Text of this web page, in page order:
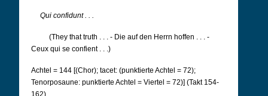
Qui confidunt . . .
(They that truth . . . - Die auf den Herrn hoffen . . . -
Ceux qui se confient . . .)
Achtel = 144 [(Chor); tacet: (punktierte Achtel = 72);
Tenorposaune: punktierte Achtel = Viertel = 72)] (Takt 154-
162)